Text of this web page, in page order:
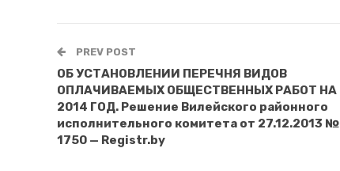
PREV POST
ОБ УСТАНОВЛЕНИИ ПЕРЕЧНЯ ВИДОВ
ОПЛАЧИВАЕМЫХ ОБЩЕСТВЕННЫХ РАБОТ НА
2014 ГОД. Решение Вилейского районного
исполнительного комитета от 27.12.2013 №
1750 — Registr.by